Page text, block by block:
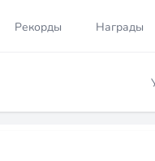
Рекорды Награды